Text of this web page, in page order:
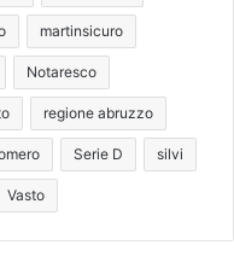
martinsicuro
Notaresco
regione abruzzo
Serie D silvi
Vasto